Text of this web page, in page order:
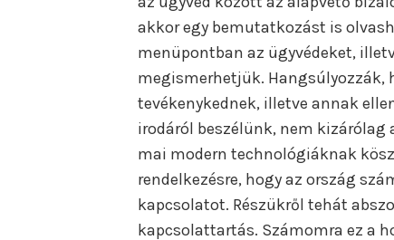
akkor egy bemutatkozást is
menüpontban az ügyvédeket,
megismerhetjük. Hangsúlyozzák,
tevékenykednek, illetve annak
irodáról beszélünk, nem kizárólag
mai modern technológiáknak
rendelkezésre, hogy az ország
kapcsolatot. Részükről tehát
kapcsolattartás. Számomra ez a